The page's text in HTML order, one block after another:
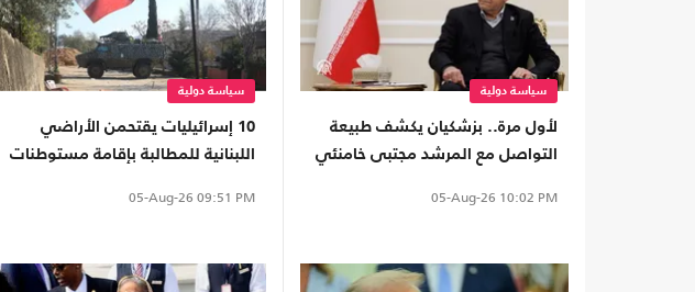
سياسة دولية
لأول مرة.. بزشكيان يكشف طبيعة
التواصل مع المرشد مجتبى خامنئي
05-Aug-26 10:02 PM
سياسة دولية
10 إسرائيليات يقتحمن الأراضي
اللبنانية للمطالبة بإقامة مستوطنات
05-Aug-26 09:51 PM